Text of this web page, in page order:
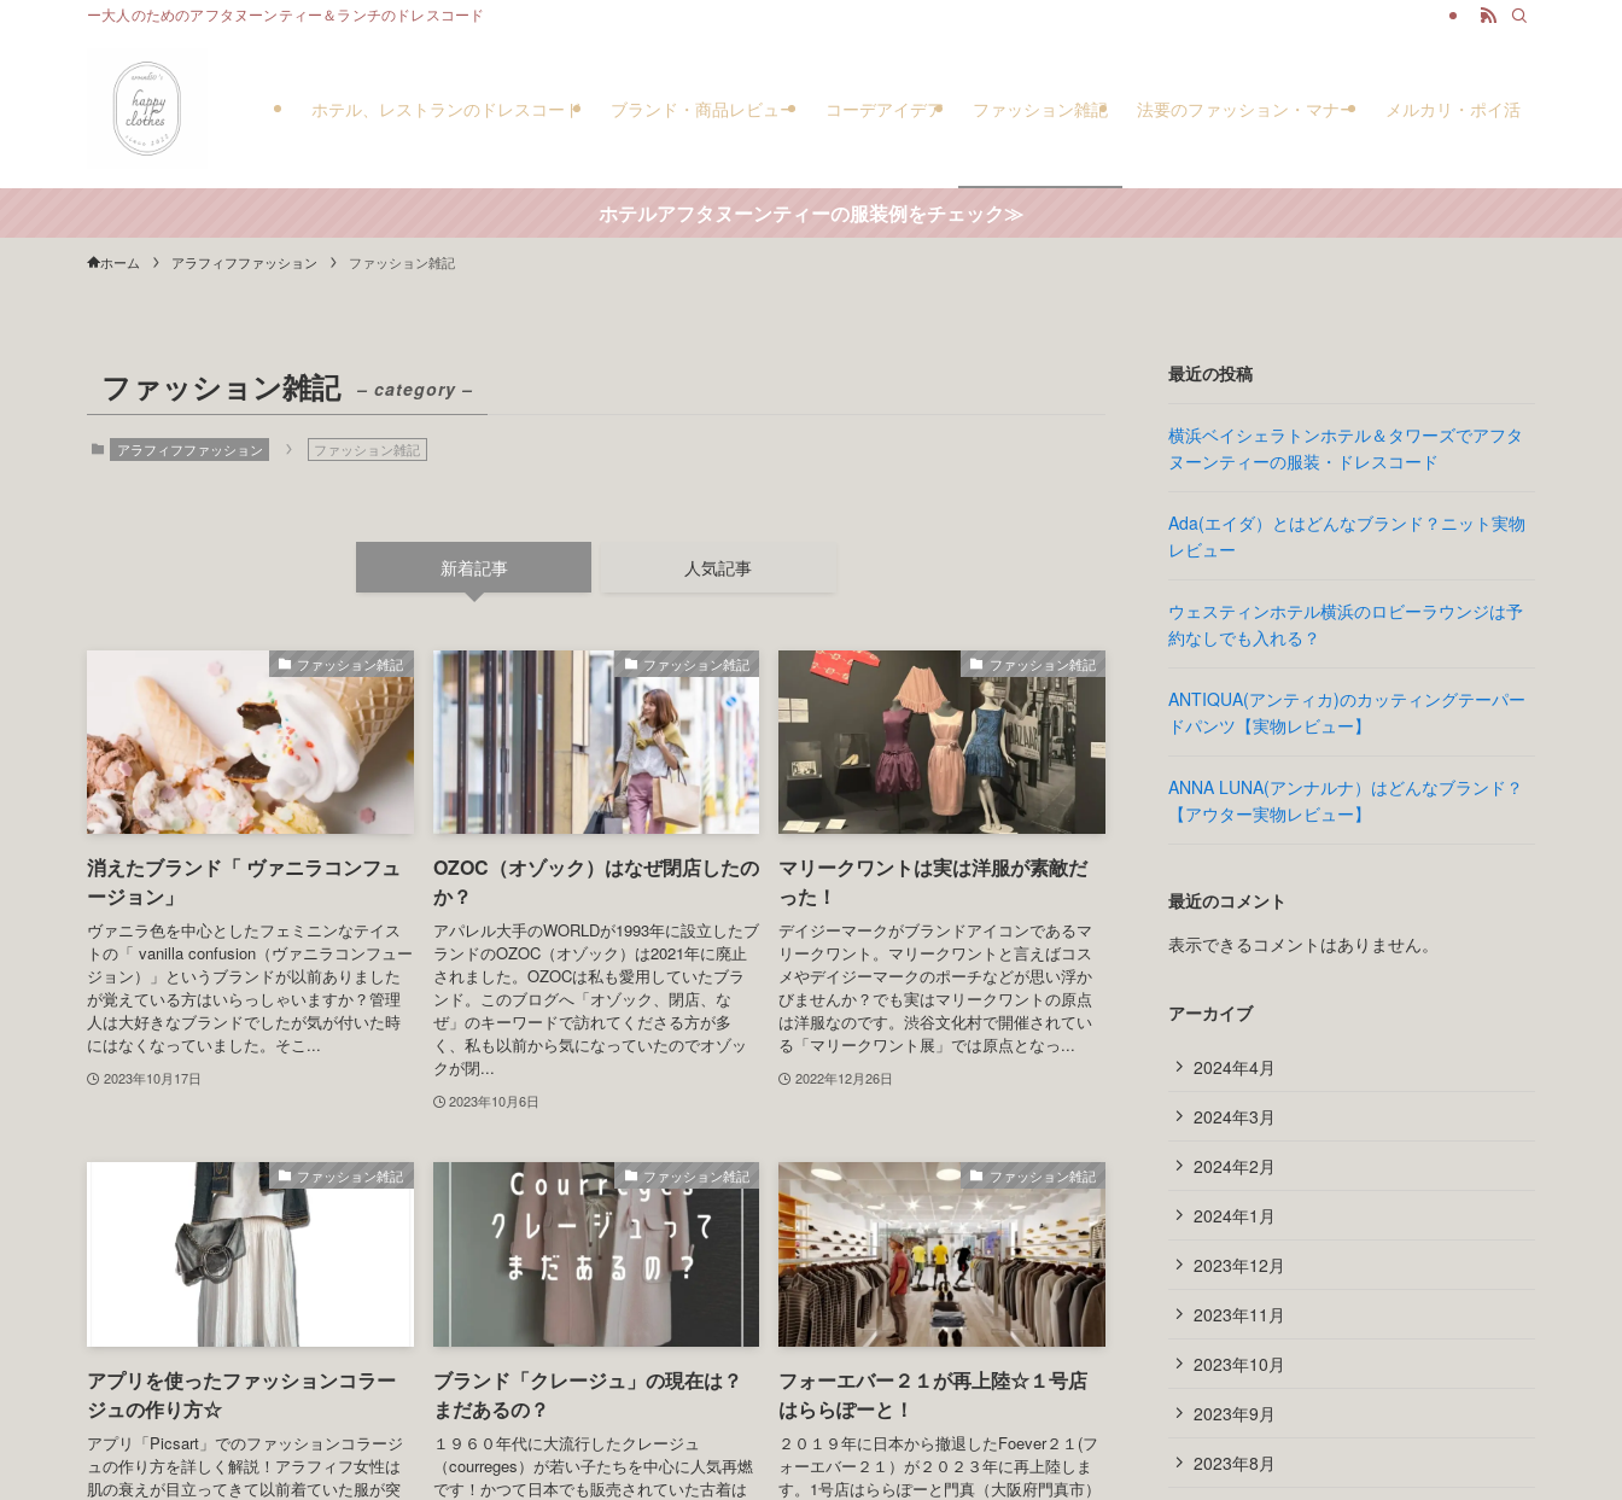
ー大人のためのアフタヌーンティー＆ランチのドレスコード
ホテル、レストランのドレスコード ブランド・商品レビュー コーデアイデア ファッション雑記 法要のファッション・マナー メルカリ・ポイ活
ホテルアフタヌーンティーの服装例をチェック≫
ホーム アラフィフファッション ファッション雑記
ファッション雑記 – category –
アラフィフファッション ファッション雑記
新着記事 人気記事
ファッション雑記
消えたブランド「 ヴァニラコンフュ
ージョン」
ヴァニラ色を中心としたフェミニンなテイス
トの「 vanilla confusion（ヴァニラコンフュー
ジョン）」というブランドが以前ありました
が覚えている方はいらっしゃいますか？管理
人は大好きなブランドでしたが気が付いた時
にはなくなっていました。そこ...
2023年10月17日
ファッション雑記
OZOC（オゾック）はなぜ閉店したの
か？
アパレル大手のWORLDが1993年に設立したブ
ランドのOZOC（オゾック）は2021年に廃止
されました。OZOCは私も愛用していたブラ
ンド。このブログへ「オゾック、閉店、な
ぜ」のキーワードで訪れてくださる方が多
く、私も以前から気になっていたのでオゾッ
クが閉...
2023年10月6日
ファッション雑記
マリークワントは実は洋服が素敵だ
った！
デイジーマークがブランドアイコンであるマ
リークワント。マリークワントと言えばコス
メやデイジーマークのポーチなどが思い浮か
びませんか？でも実はマリークワントの原点
は洋服なのです。渋谷文化村で開催されてい
る「マリークワント展」では原点となっ...
2022年12月26日
ファッション雑記
アプリを使ったファッションコラー
ジュの作り方☆
アプリ「Picsart」でのファッションコラージ
ュの作り方を詳しく解説！アラフィフ女性は
肌の衰えが目立ってきて以前着ていた服が突
ファッション雑記
ブランド「クレージュ」の現在は？
まだあるの？
１９６０年代に大流行したクレージュ
（courreges）が若い子たちを中心に人気再燃
です！かつて日本でも販売されていた古着は
ファッション雑記
フォーエバー２１が再上陸☆１号店
はららぽーと！
２０１９年に日本から撤退したFoever２１(フ
ォーエバー２１）が２０２３年に再上陸しま
す。1号店はららぽーと門真（大阪府門真市）
最近の投稿
横浜ベイシェラトンホテル＆タワーズでアフタ
ヌーンティーの服装・ドレスコード
Ada(エイダ）とはどんなブランド？ニット実物
レビュー
ウェスティンホテル横浜のロビーラウンジは予
約なしでも入れる？
ANTIQUA(アンティカ)のカッティングテーパー
ドパンツ【実物レビュー】
ANNA LUNA(アンナルナ）はどんなブランド？
【アウター実物レビュー】
最近のコメント
表示できるコメントはありません。
アーカイブ
2024年4月
2024年3月
2024年2月
2024年1月
2023年12月
2023年11月
2023年10月
2023年9月
2023年8月